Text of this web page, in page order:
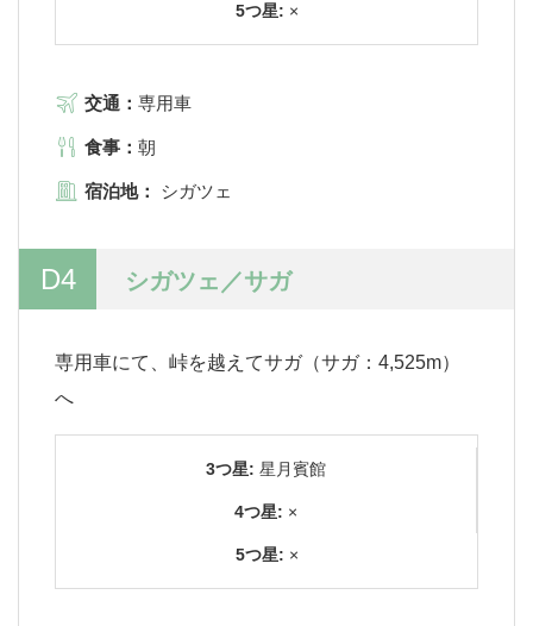
5つ星: ×
交通： 専用車
食事： 朝
宿泊地： シガツェ
D4 シガツェ／サガ
専用車にて、峠を越えてサガ（サガ：4,525m）
へ
3つ星: 星月賓館
4つ星: ×
5つ星: ×